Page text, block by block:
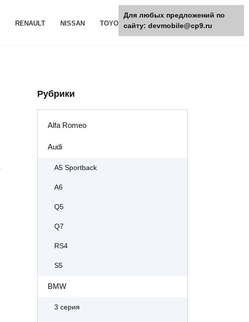
RENAULT NISSAN TOYOTA РАЗНОЕ
Рубрики
Alfa Romeo
Audi
A5 Sportback
A6
Q5
Q7
RS4
S5
BMW
3 серия
Для любых предложений по
сайту: devmobile@cp9.ru